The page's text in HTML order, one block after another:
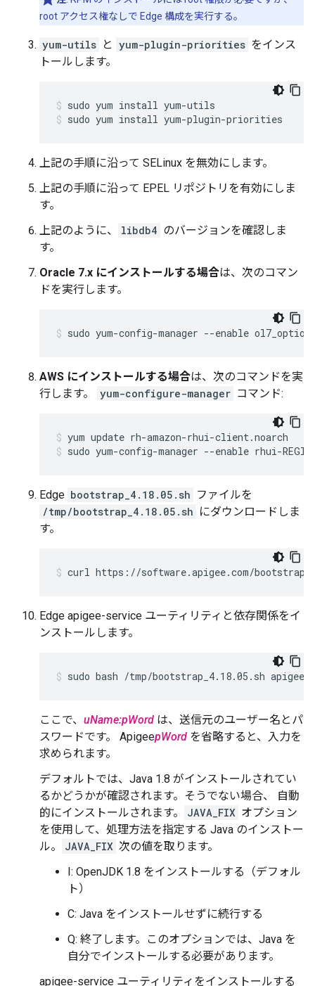
root アクセス権なしで Edge 構成を実行する。
yum-utils と yum-plugin-priorities をインス
トールします。
sudo yum install yum-plugin-priorities
上記の手順に沿って SELinux を無効にします。
上記の手順に沿って EPEL リポジトリを有効にしま
す。
上記のように、
libdb4 のバージョンを確認しま
す。
Oracle 7.x にインストールする場合は、次のコマン
ドを実行します。
sudo yum-config-manager --enable
AWS にインストールする場合は、次のコマンドを実
行します。
yum-configure-manager コマンド:
sudo yum-config-manager --enable rhui-
Edge bootstrap_4.18.05.sh ファイルを
/tmp/bootstrap_4.18.05.sh にダウンロードしま
す。
curl https://software.apigee.com/
Edge apigee-service ユーティリティと依存関係をイ
ンストールします。
sudo bash /tmp/bootstrap_4.18.05.sh
ここで、 uName:pWord は、送信元のユーザー名とパ
スワードです。 ApigeepWord を省略すると、入力を
求められます。
デフォルトでは、Java 1.8 がインストールされてい
るかどうかが確認されます。そうでない場合、 自動
的にインストールされます。
JAVA_FIX オプション
を使用して、処理方法を指定する Java のインストー
ル。
JAVA_FIX 次の値を取ります。
I: OpenJDK 1.8 をインストールする（デフォル
ト）
C: Java をインストールせずに続行する
Q: 終了します。このオプションでは、Java を
自分でインストールする必要があります。
apigee-service ユーティリティをインストールする